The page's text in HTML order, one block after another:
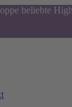
beliebte